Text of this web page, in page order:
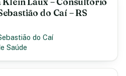
do Caí – RS
do Caí
Saúde